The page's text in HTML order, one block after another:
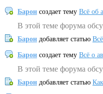
Барон создает тему Всё об
В этой теме форума
Барон добавляет статью
Барон создает тему Всё о
В этой теме форума
Барон добавляет статью